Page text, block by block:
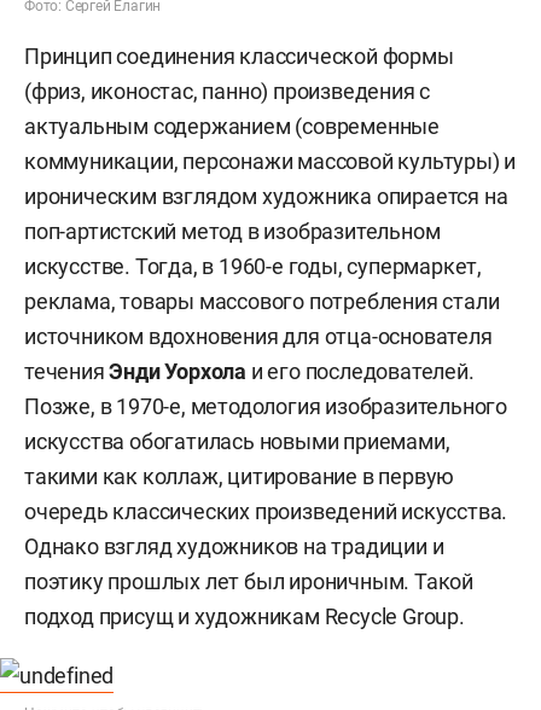
Фото: Сергей Елагин
Принцип соединения классической формы
(фриз, иконостас, панно) произведения с
актуальным содержанием (современные
коммуникации, персонажи массовой культуры) и
ироническим взглядом художника опирается на
поп-артистский метод в изобразительном
искусстве. Тогда, в 1960-е годы, супермаркет,
реклама, товары массового потребления стали
источником вдохновения для отца-основателя
теченияЭнди Уорхола и его последователей.
Позже, в 1970-е, методология изобразительного
искусства обогатилась новыми приемами,
такими как коллаж, цитирование в первую
очередь классических произведений искусства.
Однако взгляд художников на традиции и
поэтику прошлых лет был ироничным. Такой
подход присущ и художникам Recycle Group.